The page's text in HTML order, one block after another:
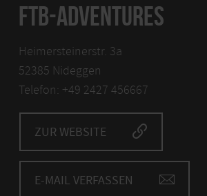
FTB-ADVENTURES
Heimersteinerstr. 3a
52385 Nideggen
Telefon: +49 2427 456667
ZUR WEBSITE
E-MAIL VERFASSEN